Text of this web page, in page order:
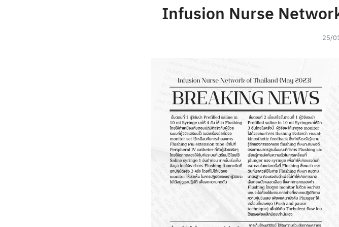
Infusion Nurse
25/